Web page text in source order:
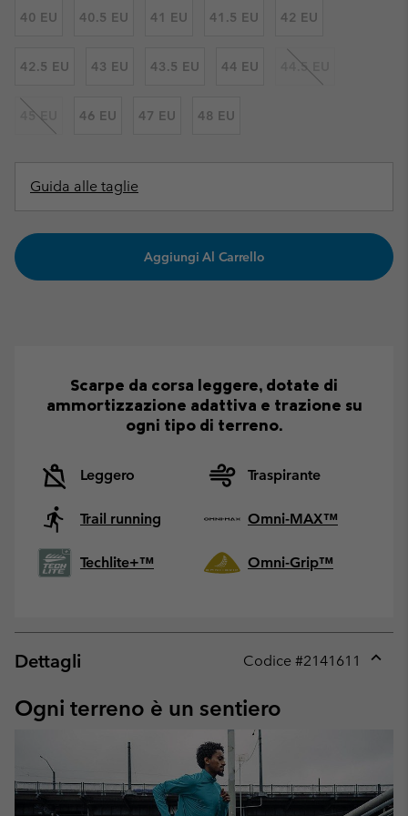
40 EU 40.5 EU 41 EU 41.5 EU 42 EU
42.5 EU 43 EU 43.5 EU 44 EU 44.5 EU
45 EU 46 EU 47 EU 48 EU
Guida alle taglie
Aggiungi Al Carrello
Scarpe da corsa leggere, dotate di
ammortizzazione adattiva e trazione su
ogni tipo di terreno.
Leggero Traspirante
Trail running Omni-MAX™
Techlite+™ Omni-Grip™
Dettagli Codice #2141611
Ogni terreno è un sentiero